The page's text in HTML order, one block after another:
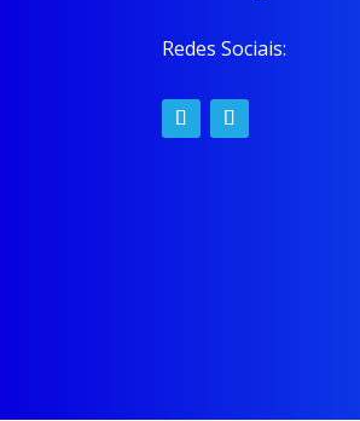
Redes Sociais: